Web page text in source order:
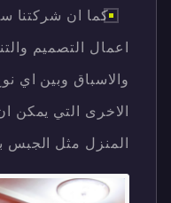
كما ان شركتنا
اعمال التصميم
والاسباق وبين اي
الاخرى التي يمكن
المنزل مثل الجبس